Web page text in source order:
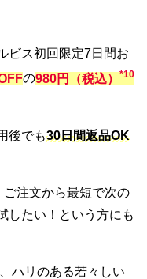
ビス初回限定7日間お
の980円（税込） *10
後でも30日間返品OK
ご注文から最短で次の
したい！という方にも
ハリのある若々しい